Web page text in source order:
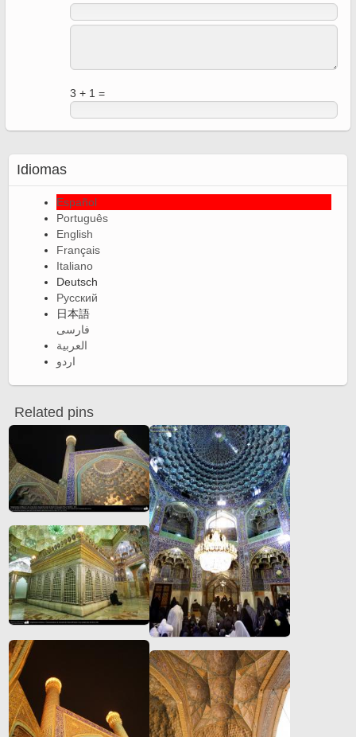
3 + 1 =
Idiomas
Español
Português
English
Français
Italiano
Deutsch
Русский
日本語
فارسی
العربية
اردو
Related pins